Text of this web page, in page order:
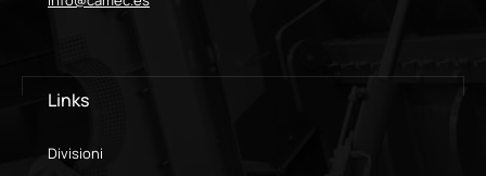
Links
Divisioni